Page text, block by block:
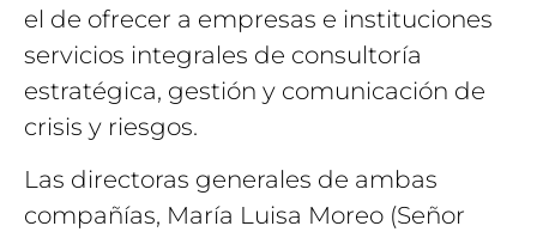
el de ofrecer a empresas e instituciones
servicios integrales de consultoría
estratégica, gestión y comunicación de
crisis y riesgos.
Las directoras generales de ambas
compañías, María Luisa Moreo (Señor